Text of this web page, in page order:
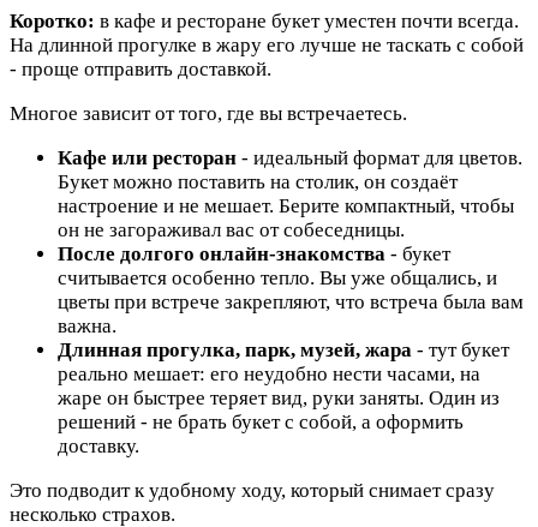
Коротко: в кафе и ресторане букет уместен почти всегда.
На длинной прогулке в жару его лучше не таскать с собой
- проще отправить доставкой.
Многое зависит от того, где вы встречаетесь.
Кафе или ресторан - идеальный формат для цветов.
Букет можно поставить на столик, он создаёт
настроение и не мешает. Берите компактный, чтобы
он не загораживал вас от собеседницы.
После долгого онлайн-знакомства - букет
считывается особенно тепло. Вы уже общались, и
цветы при встрече закрепляют, что встреча была вам
важна.
Длинная прогулка, парк, музей, жара - тут букет
реально мешает: его неудобно нести часами, на
жаре он быстрее теряет вид, руки заняты. Один из
решений - не брать букет с собой, а оформить
доставку.
Это подводит к удобному ходу, который снимает сразу
несколько страхов.